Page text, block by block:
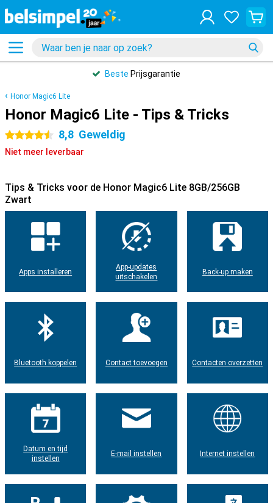
Beste Prijsgarantie
Honor Magic6 Lite
Honor Magic6 Lite - Tips & Tricks
4.5 sterren 8,8 Geweldig
Niet meer leverbaar
Tips & Tricks voor de Honor Magic6 Lite 8GB/256GB
Zwart
Apps installeren
App-updates
uitschakelen
Back-up maken
Bluetooth koppelen Contact toevoegen Contacten overzetten
Datum en tijd
instellen
E-mail instellen Internet instellen